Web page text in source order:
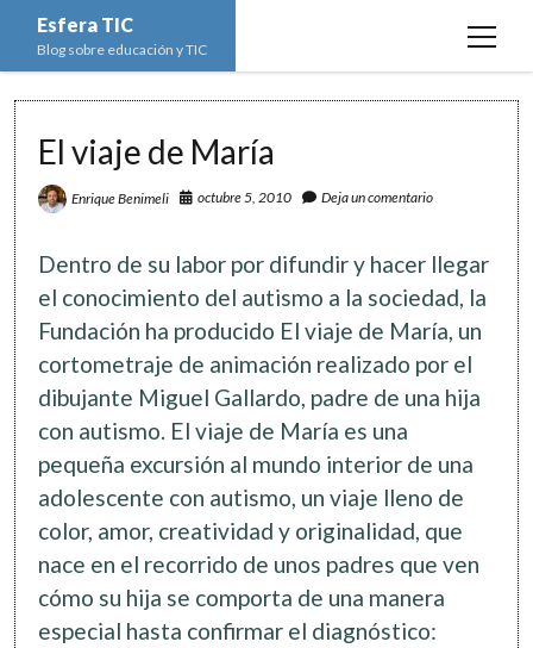
Esfera TIC
Blog sobre educación y TIC
open
Educación y TIC open
Actualidad
Espacios
Formación
Innovación
Lectura
Asignaturas open
Ed. Plástica y Visual
Geografía e Historia
Historia del Arte
Lengua
Música
menu
Imagen digital
Ofimática open
menu
Bases de datos
Hoja de cálculo
Programación
Redes de ordenadores
Redes sociales
Sistemas Operativos
Software
Matemáticas
open
menu
Estadística
Geometría
twitterfacebookinstagramyoutube
El viaje de María
Enrique Benimeli octubre 5, 2010 Deja un comentario
Dentro de su labor por difundir y hacer llegar
el conocimiento del autismo a la sociedad, la
Fundación ha producido El viaje de María, un
cortometraje de animación realizado por el
dibujante Miguel Gallardo, padre de una hija
con autismo. El viaje de María es una
pequeña excursión al mundo interior de una
adolescente con autismo, un viaje lleno de
color, amor, creatividad y originalidad, que
nace en el recorrido de unos padres que ven
cómo su hija se comporta de una manera
especial hasta confirmar el diagnóstico: